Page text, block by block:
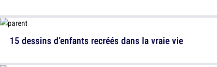
15 dessins d’enfants recréés dans la vraie vie